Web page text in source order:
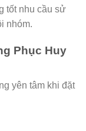
tốt nhu cầu sử
nhóm.
Phục Huy
yên tâm khi đặt